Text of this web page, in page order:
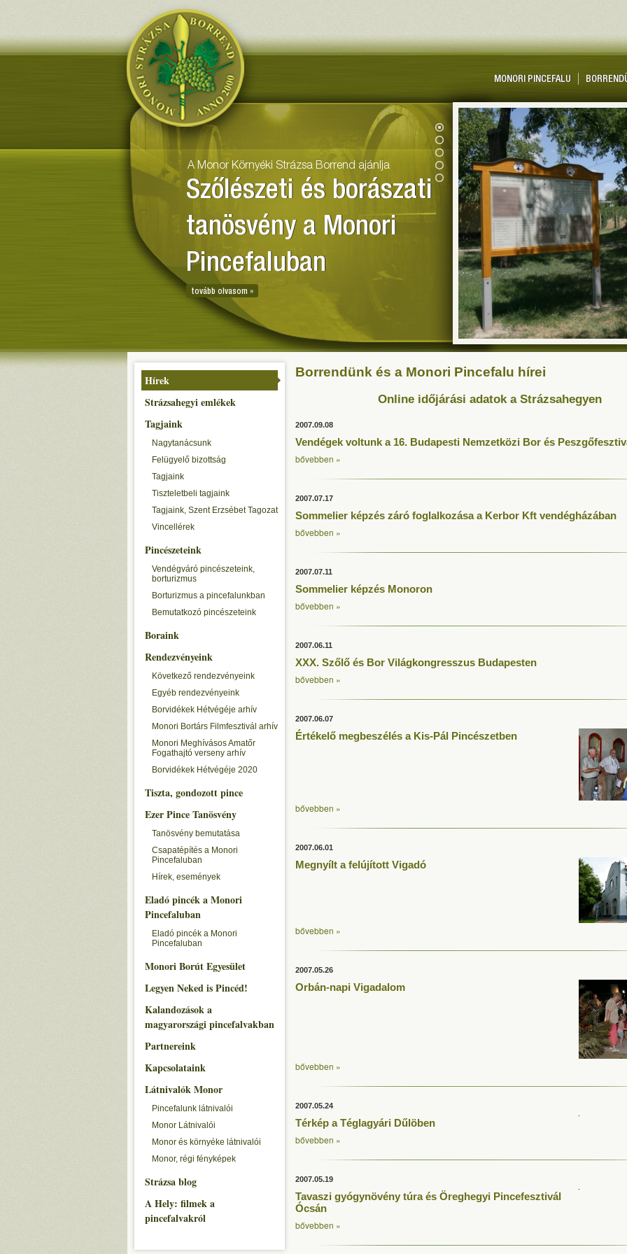
MONORI PINCEFALU
A Monor Környéki Strázsa Borrend ajánlja
Szőlészeti és borászati
tanösvény a Monori
Pincefaluban
tovább olvasom »
Hírek
Strázsahegyi emlékek
Tagjaink
Nagytanácsunk
Felügyelő bizottság
Tagjaink
Tiszteletbeli tagjaink
Tagjaink, Szent Erzsébet Tagozat
Vincellérek
Pincészeteink
Vendégváró pincészeteink,
borturizmus
Borturizmus a pincefalunkban
Bemutatkozó pincészeteink
Boraink
Rendezvényeink
Következő rendezvényeink
Egyéb rendezvényeink
Borvidékek Hétvégéje arhív
Monori Bortárs Filmfesztivál arhív
Monori Meghívásos Amatőr
Fogathajtó verseny arhív
Borvidékek Hétvégéje 2020
Tiszta, gondozott pince
Ezer Pince Tanösvény
Tanösvény bemutatása
Csapatépítés a Monori
Pincefaluban
Hírek, események
Eladó pincék a Monori
Pincefaluban
Eladó pincék a Monori
Pincefaluban
Monori Borút Egyesület
Legyen Neked is Pincéd!
Kalandozások a
magyarországi pincefalvakban
Partnereink
Kapcsolataink
Látnivalók Monor
Pincefalunk látnivalói
Monor Látnivalói
Monor és környéke látnivalói
Monor, régi fényképek
Strázsa blog
A Hely: filmek a
pincefalvakról
Borrendünk és a Monori Pincefalu hírei
Online időjárási adatok a Strázsahegyen
2007.09.08
Vendégek voltunk a 16. Budapesti Nemzetközi Bor és
bővebben »
2007.07.17
Sommelier képzés záró foglalkozása a Kerbor Kft vendégházában
bővebben »
2007.07.11
Sommelier képzés Monoron
bővebben »
2007.06.11
XXX. Szőlő és Bor Világkongresszus Budapesten
bővebben »
2007.06.07
Értékelő megbeszélés a Kis-Pál Pincészetben
bővebben »
2007.06.01
Megnyílt a felújított Vigadó
bővebben »
2007.05.26
Orbán-napi Vigadalom
bővebben »
2007.05.24
Térkép a Téglagyári Dűlöben
bővebben »
2007.05.19
Tavaszi gyógynövény túra és Öreghegyi Pincefesztivál
Ócsán
bővebben »